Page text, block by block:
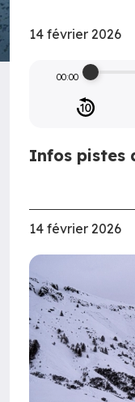
14 février 2026
00:00
Infos pistes
14 février 2026